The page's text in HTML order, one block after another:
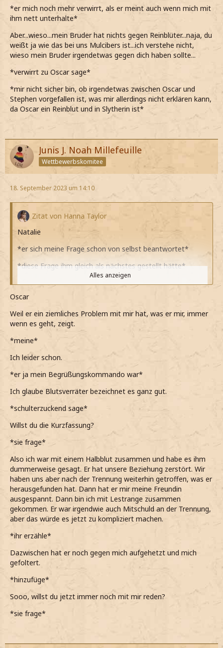
wie nett sie auch sein mag*
*er mich noch mehr verwirrt, als er meint auch wenn mich mit
ihm nett unterhalte*
Aber...wieso...mein Bruder hat nichts gegen Reinblüter...naja, du
weißt ja wie das bei uns Mulcibers ist...ich verstehe nicht,
wieso mein Bruder irgendetwas gegen dich haben sollte...
*verwirrt zu Oscar sage*
*mir nicht sicher bin, ob irgendetwas zwischen Oscar und
Stephen vorgefallen ist, was mir allerdings nicht erklären kann,
da Oscar ein Reinblut und in Slytherin ist*
Junis J. Noah Millefeuille
Wettbewerbskomitee
18. September 2023 um 14:10
Zitat von Hanna Taylor
Natalie
*er sich meine Frage schon von selbst beantwortet*
*diese Frage ihm gleich als nächstes gestellt hätte*
*das ja aber nicht nötig ist, da er sie sich ja schon selbst
*froh bin, dass er ein Reinblut ist*
*es ja sonst widerlich sein würde, wenn er ein Reinblut
wäre*
*er meint, dass mein Bruder nicht begeistert wäre uns
zusammen zu sehen*
Wieso das denn?
*stirnrunzelnd frage*
Ich habe meinen Bruder noch nicht einmal gesehen, seit
ich nach Hogwarts gekommen bin
*noch hinzufüge*
*keine Ahnung habe, woher er meinen Bruder kennt*
*er mich noch mehr verwirrt, als er meint auch wenn mich
mit ihm nett unterhalte*
Aber...wieso...mein Bruder hat nichts gegen
Reinblüter...naja, du weißt ja wie das bei uns Mulcibers
ist...ich verstehe nicht, wieso mein Bruder irgendetwas
gegen dich haben sollte...
*verwirrt zu Oscar sage*
*mir nicht sicher bin, ob irgendetwas zwischen Oscar und
Stephen vorgefallen ist, was mir allerdings nicht erklären
kann, da Oscar ein Reinblut und in Slytherin ist*
Alles anzeigen
Oscar
Weil er ein ziemliches Problem mit mir hat, was er mir, immer
wenn es geht, zeigt.
*meine*
Ich leider schon.
*er ja mein Begrüßungskommando war*
Ich glaube Blutsverräter bezeichnet es ganz gut.
*schulterzuckend sage*
Willst du die Kurzfassung?
*sie frage*
Also ich war mit einem Halbblut zusammen und habe es ihm
dummerweise gesagt. Er hat unsere Beziehung zerstört. Wir
haben uns aber nach der Trennung weiterhin getroffen, was er
herausgefunden hat. Dann hat er mir meine Freundin
ausgespannt. Dann bin ich mit Lestrange zusammen
gekommen. Er war irgendwie auch Mitschuld an der Trennung,
aber das würde es jetzt zu kompliziert machen.
*ihr erzähle*
Dazwischen hat er noch gegen mich aufgehetzt und mich
gefoltert.
*hinzufüge*
Sooo, willst du jetzt immer noch mit mir reden?
*sie frage*